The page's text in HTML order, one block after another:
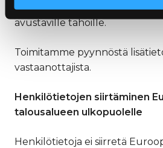
luovuttaa järjestelyn
avustaville tahoille.
Toimitamme pyynnöstä
vastaanottajista.
Henkilötietojen siirtäminen
talousalueen ulkopuolelle
Henkilötietoja ei siirretä